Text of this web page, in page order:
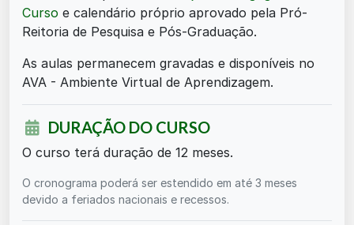
Curso e calendário próprio aprovado pela Pró-
Reitoria de Pesquisa e Pós-Graduação.
As aulas permanecem gravadas e disponíveis no
AVA - Ambiente Virtual de Aprendizagem.
DURAÇÃO DO CURSO
O curso terá duração de 12 meses.
O cronograma poderá ser estendido em até 3 meses
devido a feriados nacionais e recessos.